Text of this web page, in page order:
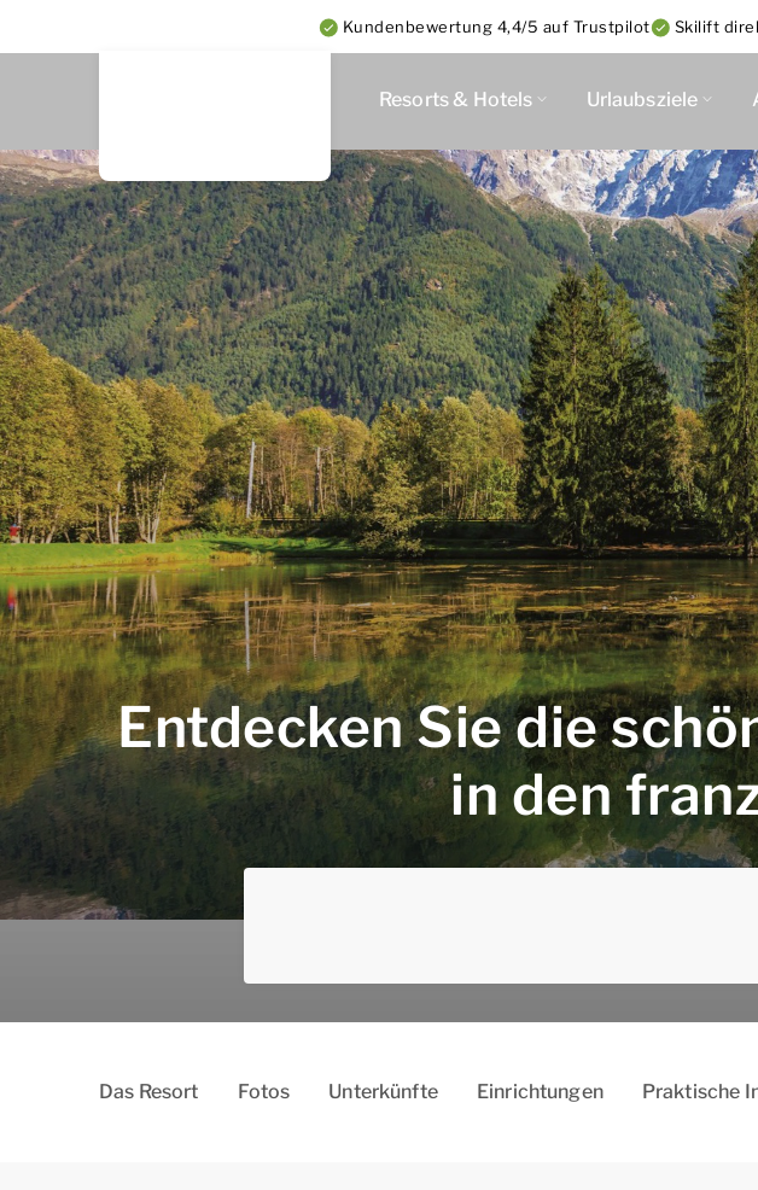
Kundenbewertung 4,4/5 auf Trustpilot Skilift
Resorts & Hotels Urlaubsziele
Entdecken Sie die
in den
Das Resort Fotos Unterkünfte Einrichtungen Praktische